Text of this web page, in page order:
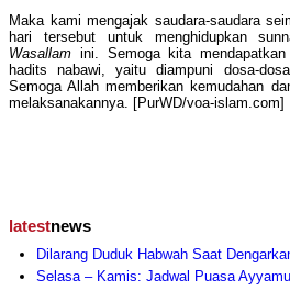
Maka kami mengajak saudara-saudara
hari tersebut untuk menghidupkan
Wasallam ini. Semoga kita
hadits nabawi, yaitu diampuni dosa-
Semoga Allah memberikan kemudahan
melaksanakannya. [PurWD/voa-islam.com]
latestnews
Dilarang Duduk Habwah Saat
Selasa – Kamis: Jadwal Puasa